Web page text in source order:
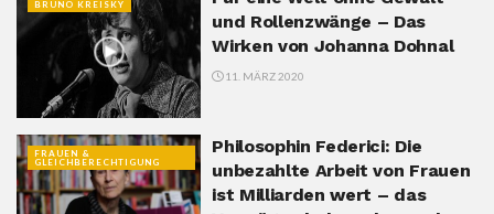
BRUNO KREISKY
und Rollenzwänge – Das
Wirken von Johanna Dohnal
11. MÄRZ 2020
FRAUEN &
GLEICHBERECHTIGUNG
Philosophin Federici: Die
unbezahlte Arbeit von Frauen
ist Milliarden wert – das